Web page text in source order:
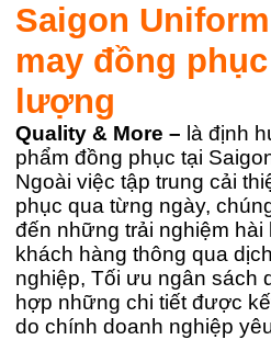
Saigon
may đồng
lượng
Quality & More – là định
phẩm đồng phục tại
Ngoài việc tập trung cải
phục qua từng ngày,
đến những trải nghiệm hài
khách hàng thông qua
nghiệp, Tối ưu ngân sách
hợp những chi tiết được
do chính doanh nghiệp